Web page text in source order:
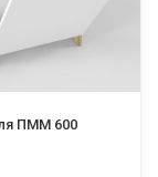
ПММ 600